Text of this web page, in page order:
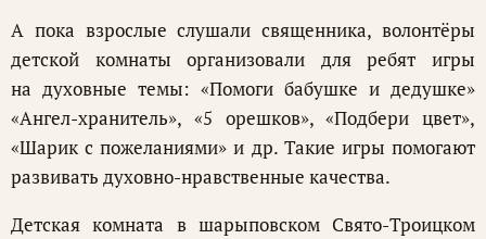
А пока взрослые слушали священника, волонтёры
детской комнаты организовали для ребят игры
на духовные темы: «Помоги бабушке и дедушке»
«Ангел-хранитель», «5 орешков», «Подбери цвет»,
«Шарик с пожеланиями» и др. Такие игры помогают
развивать духовно-нравственные качества.
Детская комната в шарыповском Свято-Троицком